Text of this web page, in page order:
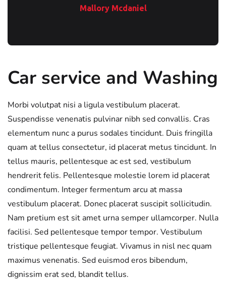
Mallory Mcdaniel
Car service and Washing
Morbi volutpat nisi a ligula vestibulum placerat.
Suspendisse venenatis pulvinar nibh sed convallis. Cras
elementum nunc a purus sodales tincidunt. Duis fringilla
quam at tellus consectetur, id placerat metus tincidunt. In
tellus mauris, pellentesque ac est sed, vestibulum
hendrerit felis. Pellentesque molestie lorem id placerat
condimentum. Integer fermentum arcu at massa
vestibulum placerat. Donec placerat suscipit sollicitudin.
Nam pretium est sit amet urna semper ullamcorper. Nulla
facilisi. Sed pellentesque tempor tempor. Vestibulum
tristique pellentesque feugiat. Vivamus in nisl nec quam
maximus venenatis. Sed euismod eros bibendum,
dignissim erat sed, blandit tellus.